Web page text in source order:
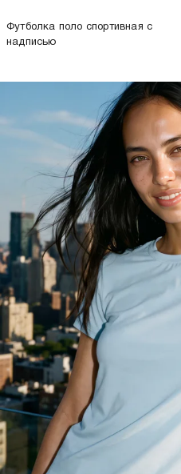
Футболка поло спортивная с
надписью